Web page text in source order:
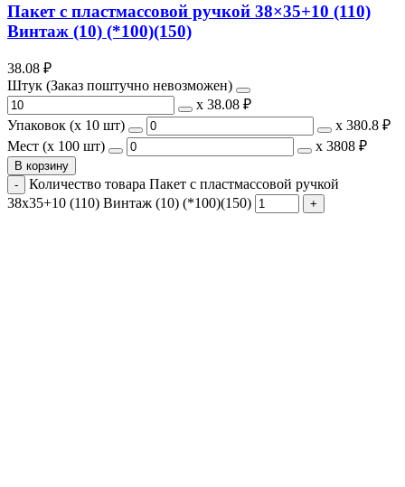
Пакет с пластмассовой ручкой 38×35+10 (110)
Винтаж (10) (*100)(150)
38.08 ₽
Штук (Заказ поштучно невозможен)
х 38.08 ₽
Упаковок (x 10 шт)
х 380.8 ₽
Мест (x 100 шт)
х 3808 ₽
В корзину
Количество товара Пакет с пластмассовой ручкой
38x35+10 (110) Винтаж (10) (*100)(150)